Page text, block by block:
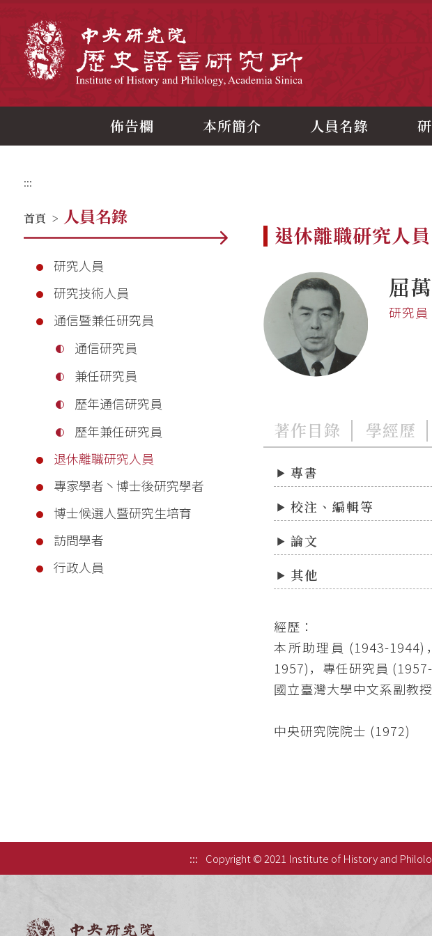
佈告欄 本所簡介 人員名錄
:::
首頁 > 人員名錄
研究人員
研究技術人員
通信暨兼任研究員
通信研究員
兼任研究員
歷年通信研究員
歷年兼任研究員
退休離職研究人員
專家學者丶博士後研究學者
博士候選人暨研究生培育
訪問學者
行政人員
退休離職研究人員
屈
研究員
著作目錄 學經歷
專書
校注、編輯等
論文
其他
經歷：
本所助理員 (1943-
1957)，專任研究員
國立臺灣大學中文系副教
中央研究院院士 (1972)
::: Copyright © 2021 Institute of History and